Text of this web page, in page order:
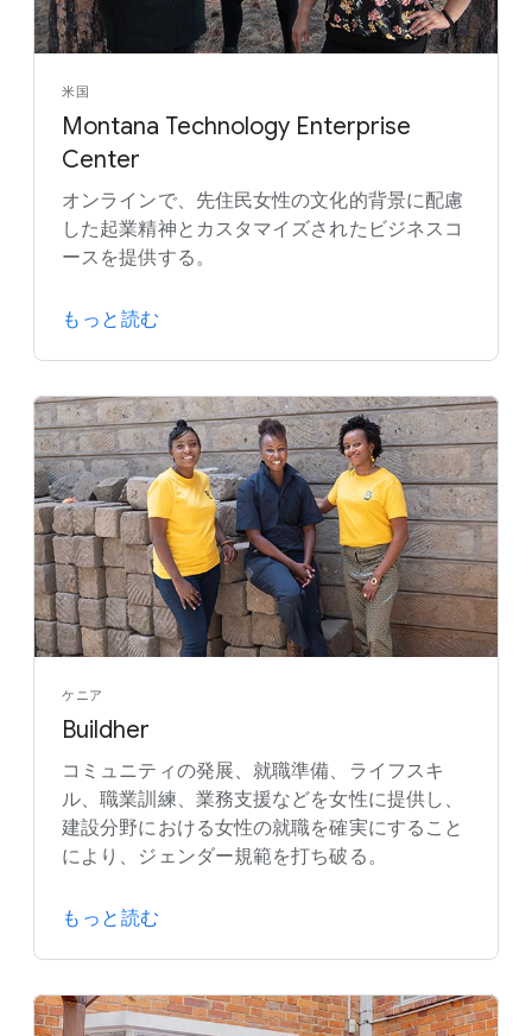
米国
Montana Technology Enterprise
Center
オンラインで、先住民女性の文化的背景に配慮
した起業精神とカスタマイズされたビジネスコ
ースを提供する。
もっと読む
ケニア
Buildher
コミュニティの発展、就職準備、ライフスキ
ル、職業訓練、業務支援などを女性に提供し、
建設分野における女性の就職を確実にすること
により、ジェンダー規範を打ち破る。
もっと読む